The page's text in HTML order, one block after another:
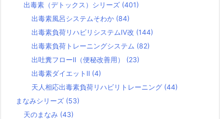
出毒素（デトックス）シリーズ (401)
出毒素風呂システムそわか (84)
出毒素負荷リハビリシステムⅣ改 (144)
出毒素負荷トレーニングシステム (82)
出吐糞フローⅡ（便秘改善用） (23)
出毒素ダイエットⅡ (4)
天人相応出毒素負荷リハビリトレーニング (44)
まなみシリーズ (53)
天のまなみ (43)